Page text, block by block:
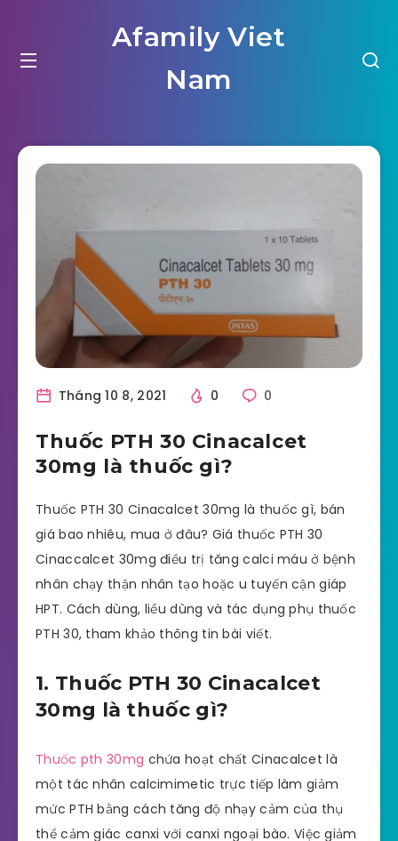
Afamily Viet
Nam
Tháng 10 8, 2021 0 0
Thuốc PTH 30 Cinacalcet
30mg là thuốc gì?
Thuốc PTH 30 Cinacalcet 30mg là thuốc gì, bán
giá bao nhiêu, mua ở đâu? Giá thuốc PTH 30
Cinaccalcet 30mg điều trị tăng calci máu ở bệnh
nhân chạy thận nhân tạo hoặc u tuyến cận giáp
HPT. Cách dùng, liều dùng và tác dụng phụ thuốc
PTH 30, tham khảo thông tin bài viết.
1. Thuốc PTH 30 Cinacalcet
30mg là thuốc gì?
Thuốc pth 30mg chứa hoạt chất Cinacalcet là
một tác nhân calcimimetic trực tiếp làm giảm
mức PTH bằng cách tăng độ nhạy cảm của thụ
thể cảm giác canxi với canxi ngoại bào. Việc giảm